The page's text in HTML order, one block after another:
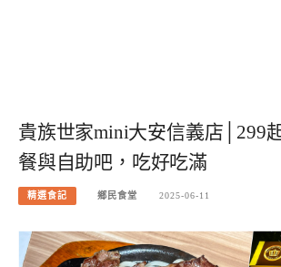
貴族世家mini大安信義店│299
餐與自助吧，吃好吃滿
精選食記 鄉民食堂 2025-06-11